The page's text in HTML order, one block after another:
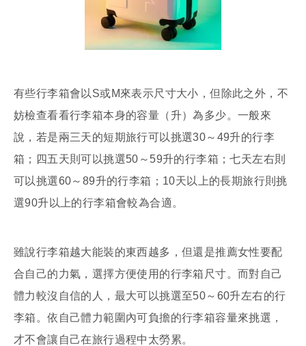
有些行李箱會以S或M來表示尺寸大小，但除此之外，不
妨檢查看看行李箱本身的容量（升）為多少。一般來
說，若是兩三天的短期旅行可以挑選30～49升的行李
箱；四五天則可以挑選50～59升的行李箱；七天左右則
可以挑選60～89升的行李箱；10天以上的長期旅行則挑
選90升以上的行李箱會較為合適。
雖說行李箱越大能裝的東西越多，但還是推薦女性要配
合自己的力氣，選擇方便使用的行李箱尺寸。而對自己
體力較沒自信的人，最大可以挑選至50～60升左右的行
李箱。依自己體力範圍內可負擔的行李箱容量來挑選，
才不會讓自己在旅行過程中太勞累。